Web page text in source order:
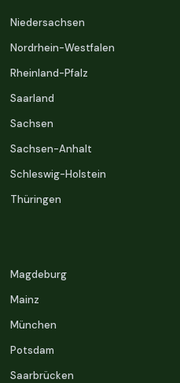
Niedersachsen
Nordrhein-Westfalen
Rheinland-Pfalz
Saarland
Sachsen
Sachsen-Anhalt
Schleswig-Holstein
Thüringen
Magdeburg
Mainz
München
Potsdam
Saarbrücken